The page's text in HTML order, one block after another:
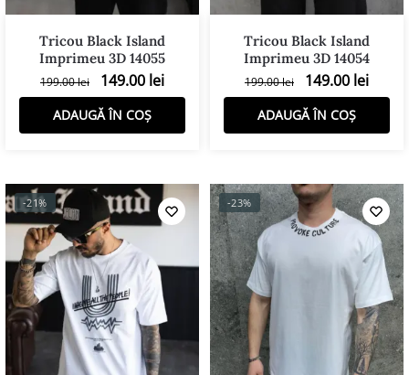
Tricou Black Island
Imprimeu 3D 14055
199.00lei 149.00 lei
ADAUGĂ ÎN COȘ
Tricou Black Island
Imprimeu 3D 14054
199.00lei 149.00 lei
ADAUGĂ ÎN COȘ
-21% -23%